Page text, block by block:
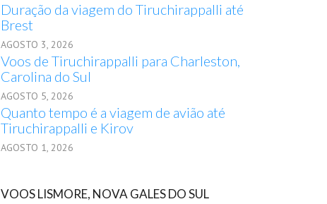
Duração da viagem do Tiruchirappalli até
Brest
AGOSTO 3, 2026
Voos de Tiruchirappalli para Charleston,
Carolina do Sul
AGOSTO 5, 2026
Quanto tempo é a viagem de avião até
Tiruchirappalli e Kirov
AGOSTO 1, 2026
VOOS LISMORE, NOVA GALES DO SUL